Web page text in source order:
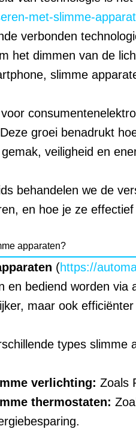
met-slimme-
verbonden
het dimmen van de
slimme
groei benadrukt
veiligheid en
behandelen we de
en hoe je ze
apparaten?
(https://
en bediend worden via
maar ook
types slimme
verlichting: Zoals
thermostaten: